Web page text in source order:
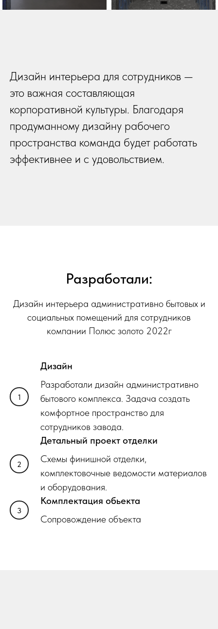
Дизайн интерьера для сотрудников —
это важная составляющая
корпоративной культуры. Благодаря
продуманному дизайну рабочего
пространства команда будет работать
эффективнее и с удовольствием.
Разработали:
Дизайн интерьера административно бытовых и
социальных помещений для сотрудников
компании Полюс золото 2022г
Дизайн
Разработали дизайн административно
бытового комплекса. Задача создать
комфортное пространство для
сотрудников завода.
Детальный проект отделки
Схемы финишной отделки,
комплектовочные ведомости материалов
и оборудования.
Комплектация обьекта
Сопровождение объекта